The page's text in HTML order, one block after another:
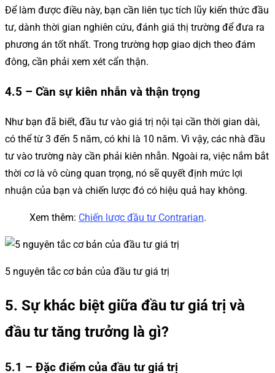
Để làm được điều này, bạn cần liên tục tích lũy kiến ​​thức đầu
tư, dành thời gian nghiên cứu, đánh giá thị trường để đưa ra
phương án tốt nhất. Trong trường hợp giao dịch theo đám
đông, cần phải xem xét cẩn thận.
4.5 – Cần sự kiên nhẫn và thận trọng
Như bạn đã biết, đầu tư vào giá trị nội tại cần thời gian dài,
có thể từ 3 đến 5 năm, có khi là 10 năm. Vì vậy, các nhà đầu
tư vào trường này cần phải kiên nhẫn. Ngoài ra, việc nắm bắt
thời cơ là vô cùng quan trọng, nó sẽ quyết định mức lợi
nhuận của bạn và chiến lược đó có hiệu quả hay không.
Xem thêm: Chiến lược đầu tư Contrarian.
5 nguyên tắc cơ bản của đầu tư giá trị
5. Sự khác biệt giữa đầu tư giá trị và
đầu tư tăng trưởng là gì?
5.1 – Đặc điểm của đầu tư giá trị